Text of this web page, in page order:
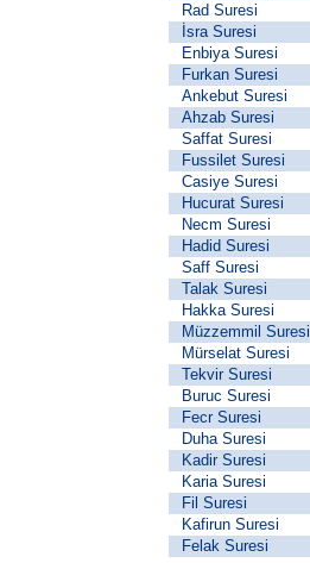
Rad Suresi
İsra Suresi
Enbiya Suresi
Furkan Suresi
Ankebut Suresi
Ahzab Suresi
Saffat Suresi
Fussilet Suresi
Casiye Suresi
Hucurat Suresi
Necm Suresi
Hadid Suresi
Saff Suresi
Talak Suresi
Hakka Suresi
Müzzemmil Suresi
Mürselat Suresi
Tekvir Suresi
Buruc Suresi
Fecr Suresi
Duha Suresi
Kadir Suresi
Karia Suresi
Fil Suresi
Kafirun Suresi
Felak Suresi